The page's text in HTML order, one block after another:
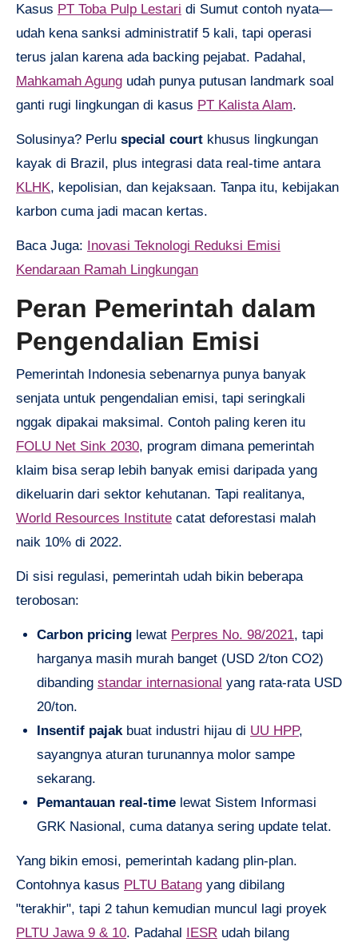
Kasus PT Toba Pulp Lestari di Sumut contoh nyata—
udah kena sanksi administratif 5 kali, tapi operasi
terus jalan karena ada backing pejabat. Padahal,
Mahkamah Agung udah punya putusan landmark soal
ganti rugi lingkungan di kasus PT Kalista Alam.
Solusinya? Perlu special court khusus lingkungan
kayak di Brazil, plus integrasi data real-time antara
KLHK, kepolisian, dan kejaksaan. Tanpa itu, kebijakan
karbon cuma jadi macan kertas.
Baca Juga: Inovasi Teknologi Reduksi Emisi
Kendaraan Ramah Lingkungan
Peran Pemerintah dalam
Pengendalian Emisi
Pemerintah Indonesia sebenarnya punya banyak
senjata untuk pengendalian emisi, tapi seringkali
nggak dipakai maksimal. Contoh paling keren itu
FOLU Net Sink 2030, program dimana pemerintah
klaim bisa serap lebih banyak emisi daripada yang
dikeluarin dari sektor kehutanan. Tapi realitanya,
World Resources Institute catat deforestasi malah
naik 10% di 2022.
Di sisi regulasi, pemerintah udah bikin beberapa
terobosan:
Carbon pricing lewat Perpres No. 98/2021, tapi
harganya masih murah banget (USD 2/ton CO2)
dibanding standar internasional yang rata-rata USD
20/ton.
Insentif pajakbuat industri hijau di UU HPP,
sayangnya aturan turunannya molor sampe
sekarang.
Pemantauan real-time lewat Sistem Informasi
GRK Nasional, cuma datanya sering update telat.
Yang bikin emosi, pemerintah kadang plin-plan.
Contohnya kasus PLTU Batang yang dibilang
"terakhir", tapi 2 tahun kemudian muncul lagi proyek
PLTU Jawa 9 & 10. Padahal IESR udah bilang